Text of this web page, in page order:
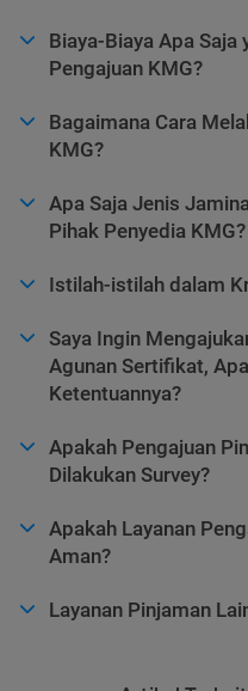
Biaya-Biaya Apa
Pengajuan KMG?
Bagaimana Cara
KMG?
Apa Saja Jenis
Pihak Penyedia KMG?
Istilah-istilah dalam
Saya Ingin
Agunan Sertifikat,
Ketentuannya?
Apakah Pengajuan
Dilakukan Survey?
Apakah Layanan
Aman?
Layanan Pinjaman